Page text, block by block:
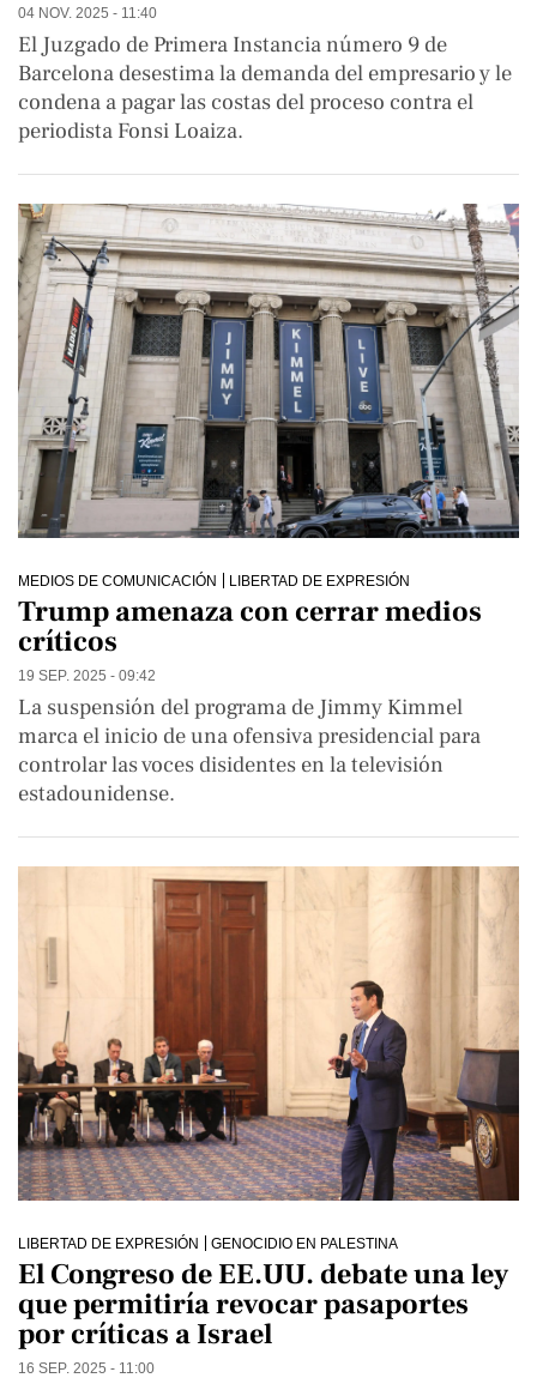
04 NOV. 2025 - 11:40
El Juzgado de Primera Instancia número 9 de
Barcelona desestima la demanda del empresario y le
condena a pagar las costas del proceso contra el
periodista Fonsi Loaiza.
MEDIOS DE COMUNICACIÓN LIBERTAD DE EXPRESIÓN
Trump amenaza con cerrar medios
críticos
19 SEP. 2025 - 09:42
La suspensión del programa de Jimmy Kimmel
marca el inicio de una ofensiva presidencial para
controlar las voces disidentes en la televisión
estadounidense.
LIBERTAD DE EXPRESIÓN GENOCIDIO EN PALESTINA
El Congreso de EE.UU. debate una ley
que permitiría revocar pasaportes
por críticas a Israel
16 SEP. 2025 - 11:00